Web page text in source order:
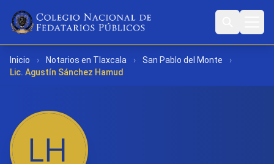
Inicio › Notarios en Tlaxcala › San Pablo del Monte
›
Lic. Agustín Sánchez Hamud